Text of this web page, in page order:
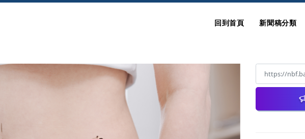
回到首頁 新聞稿分類